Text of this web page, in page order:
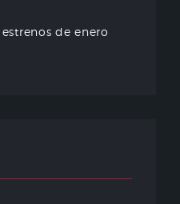
de enero